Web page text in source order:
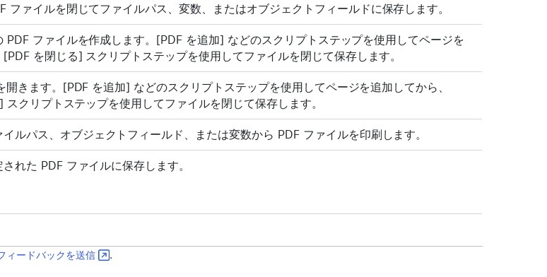
ファイルを閉じてファイルパス、変数、またはオブジェクトフィールドに保存します。
PDF ファイルを作成します。[PDF を追加] などのスクリプトステップを使用してページを
を閉じる] スクリプトステップを使用してファイルを閉じて保存します。
開きます。[PDF を追加] などのスクリプトステップを使用してページを追加してから、
スクリプトステップを使用してファイルを閉じて保存します。
ルパス、オブジェクトフィールド、または変数から PDF ファイルを印刷します。
れた PDF ファイルに保存します。
ィードバックを送信 .